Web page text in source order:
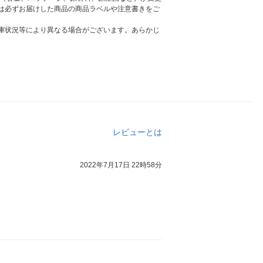
ずお届けした商品の商品ラベルや注意書きをご
況等により異なる場合がございます。あらかじ
レビューとは
2022年7月17日 22時58分